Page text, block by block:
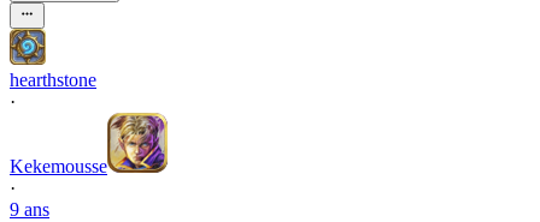
hearthstone
·
Kekemousse
·
9 ans